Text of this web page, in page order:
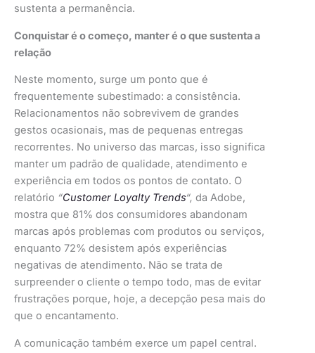
sustenta a permanência.
Conquistar é o começo, manter é o que sustenta a
relação
Neste momento, surge um ponto que é
frequentemente subestimado: a consistência.
Relacionamentos não sobrevivem de grandes
gestos ocasionais, mas de pequenas entregas
recorrentes. No universo das marcas, isso significa
manter um padrão de qualidade, atendimento e
experiência em todos os pontos de contato. O
relatório “Customer Loyalty Trends“, da Adobe,
mostra que 81% dos consumidores abandonam
marcas após problemas com produtos ou serviços,
enquanto 72% desistem após experiências
negativas de atendimento. Não se trata de
surpreender o cliente o tempo todo, mas de evitar
frustrações porque, hoje, a decepção pesa mais do
que o encantamento.
A comunicação também exerce um papel central.